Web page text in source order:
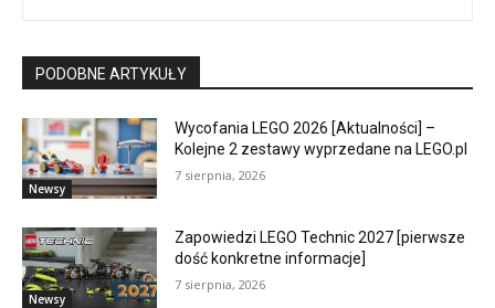
PODOBNE ARTYKUŁY
Newsy
Wycofania LEGO 2026 [Aktualności] –
Kolejne 2 zestawy wyprzedane na LEGO.pl
7 sierpnia, 2026
Newsy
Zapowiedzi LEGO Technic 2027 [pierwsze
dość konkretne informacje]
7 sierpnia, 2026